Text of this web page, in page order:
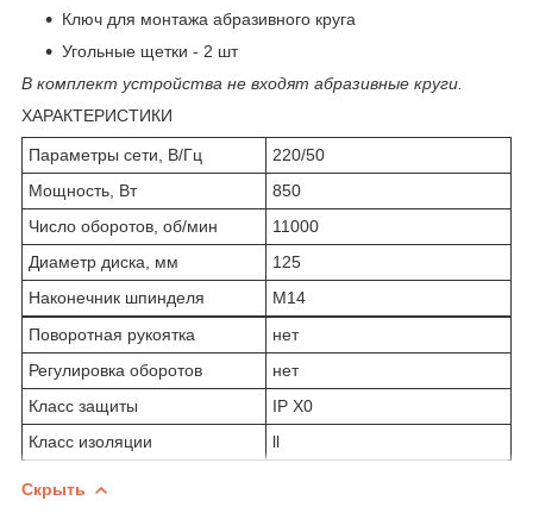
Ключ для монтажа абразивного круга
Угольные щетки - 2 шт
В комплект устройства не входят абразивные круги.
ХАРАКТЕРИСТИКИ
Параметры сети, В/Гц
220/50
Мощность, Вт
850
Число оборотов, об/мин
11000
Диаметр диска, мм
125
Наконечник шпинделя
M14
Поворотная рукоятка
нет
Регулировка оборотов
нет
Класс защиты
IP X0
Класс изоляции
ll
Скрыть